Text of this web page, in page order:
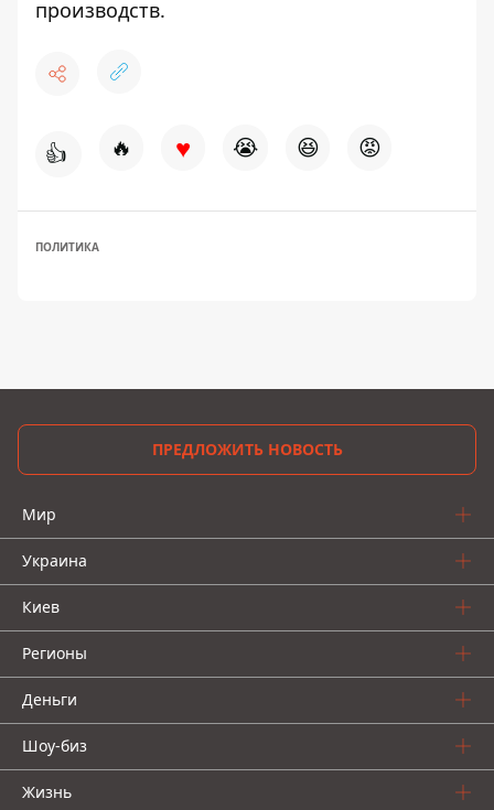
производств.
👍 🔥 ♥ 😭 😆 😡
ПОЛИТИКА
ПРЕДЛОЖИТЬ НОВОСТЬ
Мир
Украина
Киев
Регионы
Деньги
Шоу-биз
Жизнь